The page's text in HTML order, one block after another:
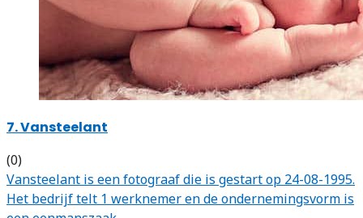
7. Vansteelant
(0)
Vansteelant is een fotograaf die is gestart op 24-08-1995.
Het bedrijf telt 1 werknemer en de ondernemingsvorm is